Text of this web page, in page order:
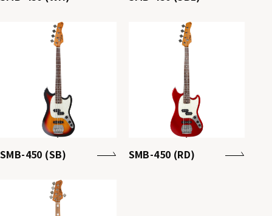
SMB-450 (SB) SMB-450 (RD)